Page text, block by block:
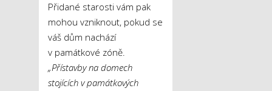
Přidané starosti vám pak
mohou vzniknout, pokud se
váš dům nachází
v památkové zóně.
„Přístavby na domech
stojících v památkových